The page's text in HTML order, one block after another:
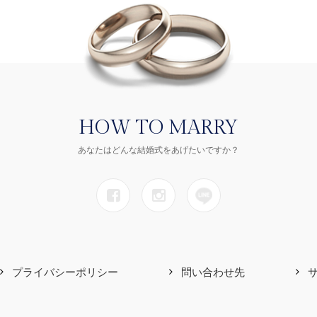
HOW TO MARRY
あなたはどんな結婚式をあげたいですか？
プライバシーポリシー 問い合わせ先